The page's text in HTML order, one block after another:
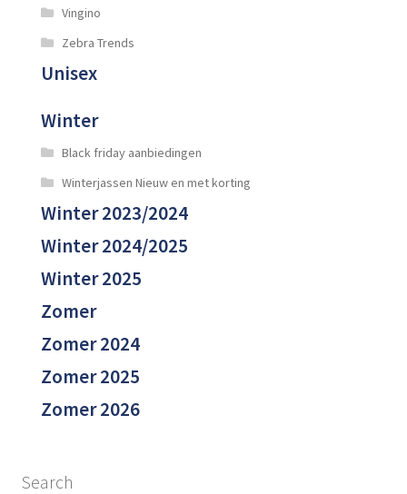
Vingino
Zebra Trends
Unisex
Winter
Black friday aanbiedingen
Winterjassen Nieuw en met korting
Winter 2023/2024
Winter 2024/2025
Winter 2025
Zomer
Zomer 2024
Zomer 2025
Zomer 2026
Search